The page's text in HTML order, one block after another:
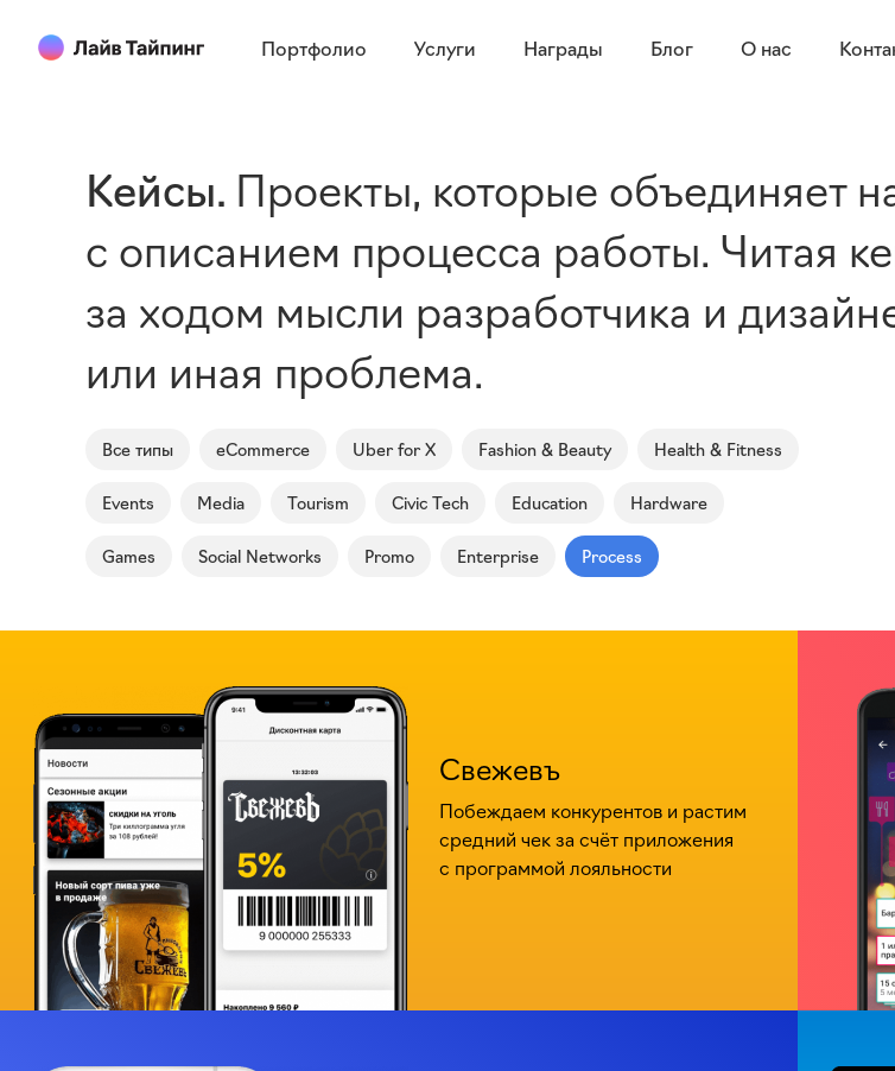
Портфолио Услуги Награды Блог О нас
Кейсы Проекты, которые объединяет
с описанием процесса работы. Читая
за ходом мысли разработчика и
или иная проблема.
Все типы eCommerce Uber for X Fashion & Beauty Health & Fitness
Events Media Tourism Civic Tech Education Hardware
Games Social Networks Promo Enterprise Process
Свежевъ
Побеждаем конкурентов и растим
средний чек за счёт приложения
с программой лояльности